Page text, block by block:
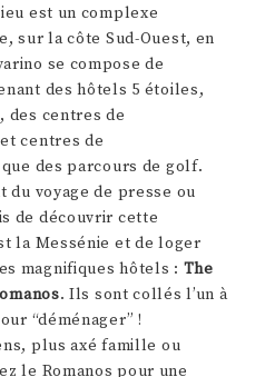
est un complexe
sur la côte Sud-Ouest, en
se compose de
des hôtels 5 étoiles,
des centres de
centres de
des parcours de golf.
voyage de presse ou
de découvrir cette
la Messénie et de loger
magnifiques hôtels : The
. Ils sont collés l’un à
“déménager” !
plus axé famille ou
le Romanos pour une